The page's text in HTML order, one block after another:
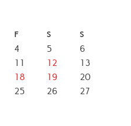
F S S
4 5
6
11 12
13
18 19
20
25 26
27